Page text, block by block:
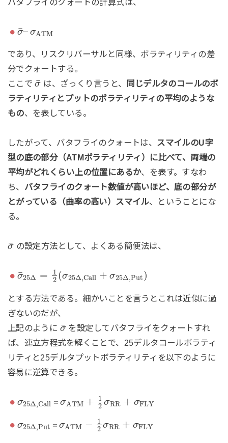
バタフライのクォートの計算式は、
σ
¯– σATM
であり、リスクリバーサルと同様、ボラティリティの差
分でクォートする。
ここでσ
¯ は、ざっくり言うと、
同じデルタのコールのボ
ラティリティとプットのボラティリティの平均のような
もの、を表している。
したがって、バタフライのクォートは、 スマイルのU字
型の底の部分（ATMボラティリティ）に比べて、両端の
平均がどれくらい上の位置にあるか、を表す。すなわ
ち、 バタフライのクォート数値が高いほど、底の部分が
とがっている（曲率の高い）スマイル、ということにな
る。
σ
¯ の設定方法として、よくある簡便法は、
σ
¯25Δ =
1
2 (σ25Δ,Call + σ25Δ,Put)
とする方法である。細かいことを言うとこれは近似に過
ぎないのだが、
上記のように σ
¯ を設定してバタフライをクォートすれ
ば、連立方程式を解くことで、25デルタコールボラティ
リティと25デルタプットボラティリティを以下のように
容易に逆算できる。
σ25Δ,Call ＝σATM + 1
2 σRR + σFLY
σ25Δ,Put ＝ σATM −
1
2 σRR + σFLY